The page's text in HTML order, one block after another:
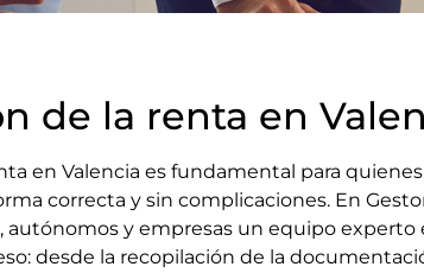
de la renta en
en Valencia es fundamental para quienes
correcta y sin complicaciones. En
autónomos y empresas un equipo experto
desde la recopilación de la